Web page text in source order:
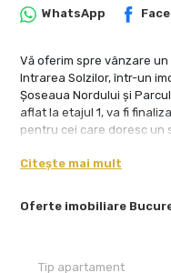
Oferte imobiliare
WhatsApp
Vă oferim spre vânzare
Intrarea Solzilor, într-un
Șoseaua Nordului și
aflat la etajul 1, va fi
pentru cei care doresc un
Suprafață utilă: 53 mp +
Centrala termică proprie,
Citește mai mult
Tip apartament